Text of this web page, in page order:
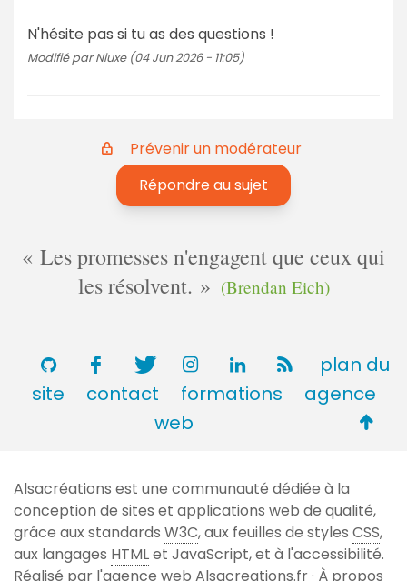
N'hésite pas si tu as des questions !
Modifié par Niuxe (04 Jun 2026 - 11:05)
Prévenir un modérateur
Répondre au sujet
Les promesses n'engagent que ceux qui
les résolvent.
(Brendan Eich)
plan du
site
contact formations
agence
web
de
page
Alsacréations est une communauté dédiée à la
conception de sites et applications web de qualité,
grâce aux standards W3C, aux feuilles de styles CSS,
aux langages HTMLet JavaScript, et à l'accessibilité.
Réalisé par l'agence web Alsacreations.fr· À propos